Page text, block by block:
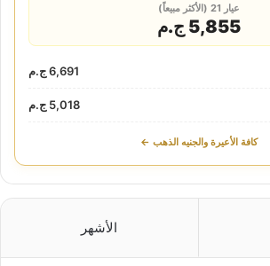
عيار 21 (الأكثر مبيعاً)
5,855 ج.م
6,691 ج.م
5,018 ج.م
كافة الأعيرة والجنيه الذهب ←
الأشهر